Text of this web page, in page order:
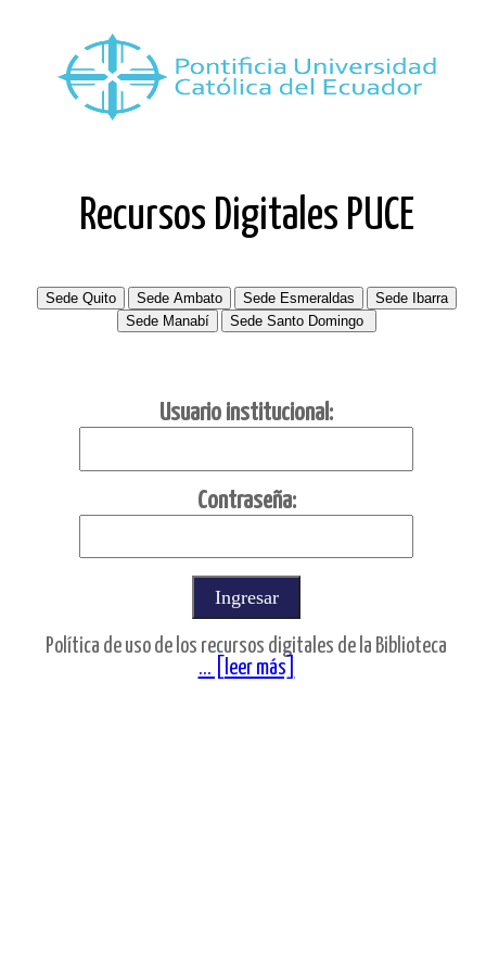
Recursos Digitales PUCE
Usuario institucional:
Contraseña:
Política de uso de los recursos digitales de la Biblioteca
... [leer más]